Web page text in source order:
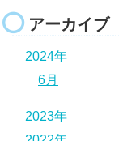
アーカイブ
2024年
6月
2023年